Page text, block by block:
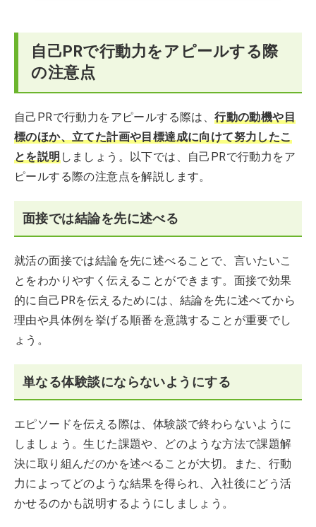
自己PRで行動力をアピールする際
の注意点
自己PRで行動力をアピールする際は、行動の動機や目
標のほか、立てた計画や目標達成に向けて努力したこ
とを説明しましょう。以下では、自己PRで行動力をア
ピールする際の注意点を解説します。
面接では結論を先に述べる
就活の面接では結論を先に述べることで、言いたいこ
とをわかりやすく伝えることができます。面接で効果
的に自己PRを伝えるためには、結論を先に述べてから
理由や具体例を挙げる順番を意識することが重要でし
ょう。
単なる体験談にならないようにする
エピソードを伝える際は、体験談で終わらないように
しましょう。生じた課題や、どのような方法で課題解
決に取り組んだのかを述べることが大切。また、行動
力によってどのような結果を得られ、入社後にどう活
かせるのかも説明するようにしましょう。